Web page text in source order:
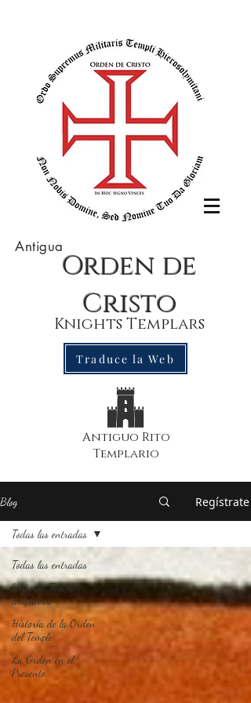
Orden de
Cristo
Knights Templars
Antigua
Traduce la Web
Antiguo Rito
Templario
Blog Regístrate
Todas las entradas
Historia, Temple,
templarios
Historia de la Orden
del Temple
La Orden en el
Presente
Todas las entradas